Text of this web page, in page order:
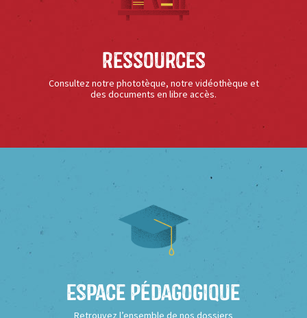
Ressources
Consultez notre phototèque, notre vidéothèque et
des documents en libre accès.
Espace Pédagogique
Retrouvez l’ensemble de nos dossiers